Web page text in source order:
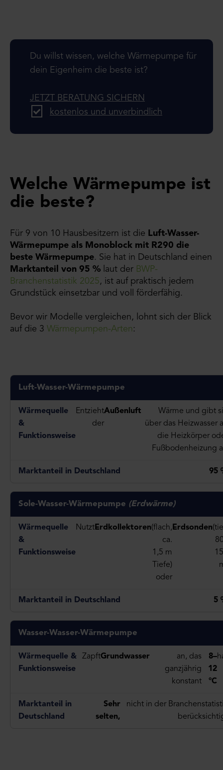
Du willst wissen, welche Wärmepumpe für
dein Eigenheim die beste ist?
JETZT BERATUNG SICHERN
kostenlos und unverbindlich
Welche Wärmepumpe ist
die beste?
Für 9 von 10 Hausbesitzern ist die Luft-Wasser-
Wärmepumpe als Monoblock mit R290 die
beste Wärmepumpe. Sie hat in Deutschland einen
Marktanteil von 95 % laut der BWP-
Branchenstatistik 2025, ist auf praktisch jedem
Grundstück einsetzbar und voll förderfähig.
Bevor wir Modelle vergleichen, lohnt sich der Blick
auf die 3 Wärmepumpen-Arten :
Luft-Wasser-Wärmepumpe
Entzieht
der
Außenluft
Wärme und gibt
über das Heizwasser
die Heizkörper
Fußbodenheizung
95
Sole-Wasser-Wärmepumpe (Erdwärme)
NutztErdkollektoren(flach,
ca.
1,5 m
Tiefe)
oder
Erdsonden
5
Wasser-Wasser-Wärmepumpe
ZapftGrundwasser
an, das
ganzjährig
konstant
8–
12
°C
Sehr
selten,
nicht in der